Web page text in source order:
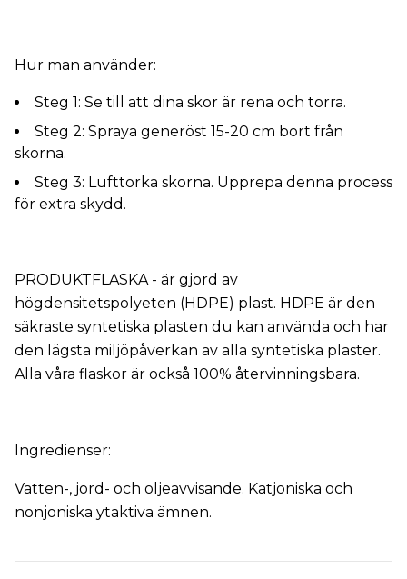
Hur man använder:
Steg 1: Se till att dina skor är rena och torra.
Steg 2: Spraya generöst 15-20 cm bort från
skorna.
Steg 3: Lufttorka skorna. Upprepa denna process
för extra skydd.
PRODUKTFLASKA - är gjord av
högdensitetspolyeten (HDPE) plast. HDPE är den
säkraste syntetiska plasten du kan använda och har
den lägsta miljöpåverkan av alla syntetiska plaster.
Alla våra flaskor är också 100% återvinningsbara.
Ingredienser:
Vatten-, jord- och oljeavvisande. Katjoniska och
nonjoniska ytaktiva ämnen.